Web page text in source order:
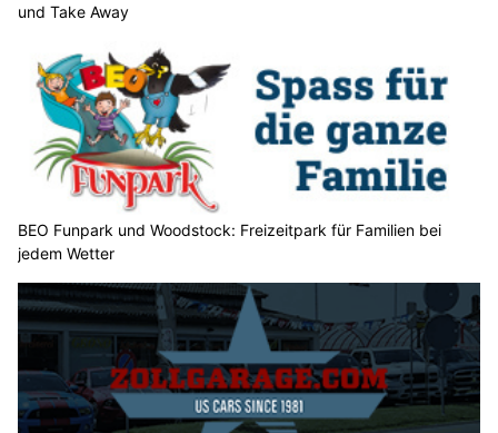
und Take Away
BEO Funpark und Woodstock: Freizeitpark für Familien bei
jedem Wetter